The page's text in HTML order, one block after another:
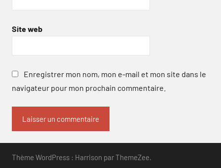
Site web
Enregistrer mon nom, mon e-mail et mon site dans le
navigateur pour mon prochain commentaire.
Thème WordPress : Harrison par ThemeZee.